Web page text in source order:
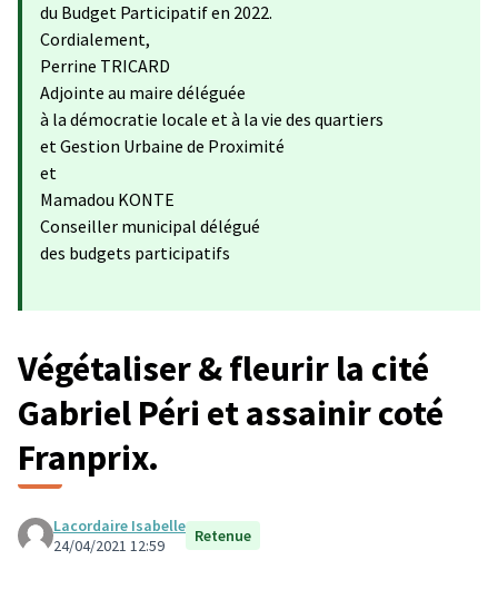
du Budget Participatif en 2022.
Cordialement,
Perrine TRICARD
Adjointe au maire déléguée
à la démocratie locale et à la vie des quartiers
et Gestion Urbaine de Proximité
et
Mamadou KONTE
Conseiller municipal délégué
des budgets participatifs
Végétaliser & fleurir la cité
Gabriel Péri et assainir coté
Franprix.
Lacordaire Isabelle
24/04/2021 12:59
Retenue